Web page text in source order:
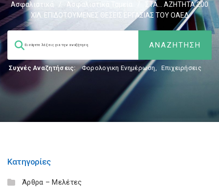
Ασφαλιστικά
/ Ασφαλιστικά Ταμεία
ΣΤΑ… ΑΖΗΤΗΤΑ 200
ΧΙΛ. ΕΠΙΔΟΤΟΥΜΕΝΕΣ ΘΕΣΕΙΣ ΕΡΓΑΣΙΑΣ ΤΟΥ ΟΑΕΔ
Συχνές Αναζητήσεις: Φορολογικη Ενημέρωση, Επιχειρήσεις
Κατηγορίες
Άρθρα – Μελέτες